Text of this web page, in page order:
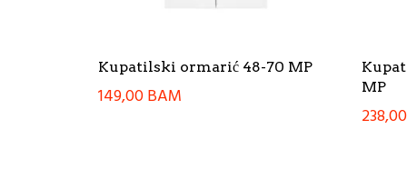
Kupatilski ormarić 48-70 MP
149,00BAM
MP